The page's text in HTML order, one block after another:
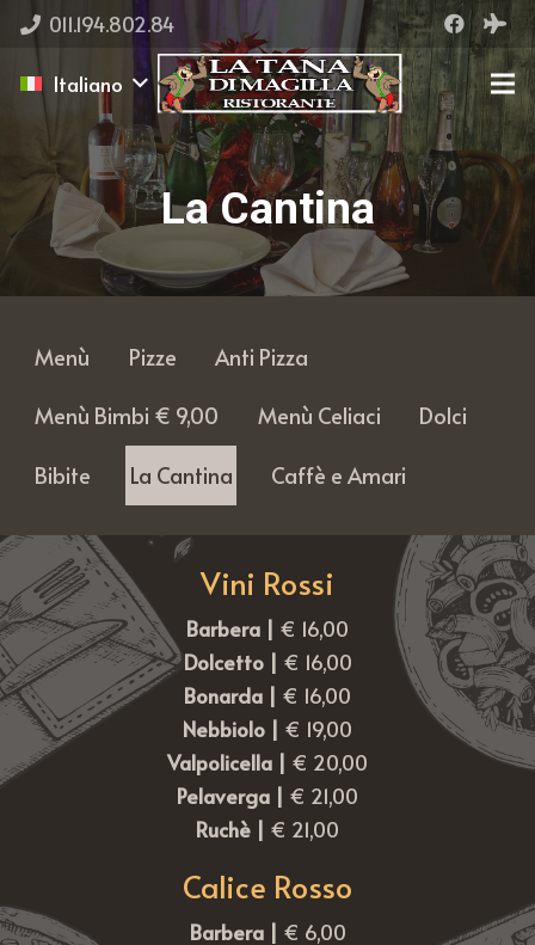
011.194.802.84
Italiano
La Cantina
Menù Pizze
Anti Pizza
Menù Bimbi € 9,00
Menù Celiaci
Dolci
Bibite
La Cantina Caffè e Amari
Vini Rossi
Barbera | € 16,00
Dolcetto | € 16,00
Bonarda | € 16,00
Nebbiolo | € 19,00
Valpolicella | € 20,00
Pelaverga | € 21,00
Ruchè | € 21,00
Calice Rosso
Barbera | € 6,00